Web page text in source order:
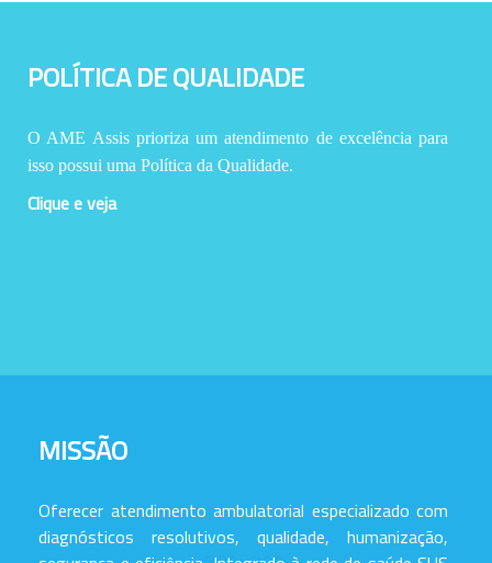
POLÍTICA DE QUALIDADE
O AME Assis prioriza um atendimento de excelência para
isso possui uma Política da Qualidade.
Clique e veja
MISSÃO
Oferecer atendimento ambulatorial especializado com
diagnósticos resolutivos, qualidade, humanização,